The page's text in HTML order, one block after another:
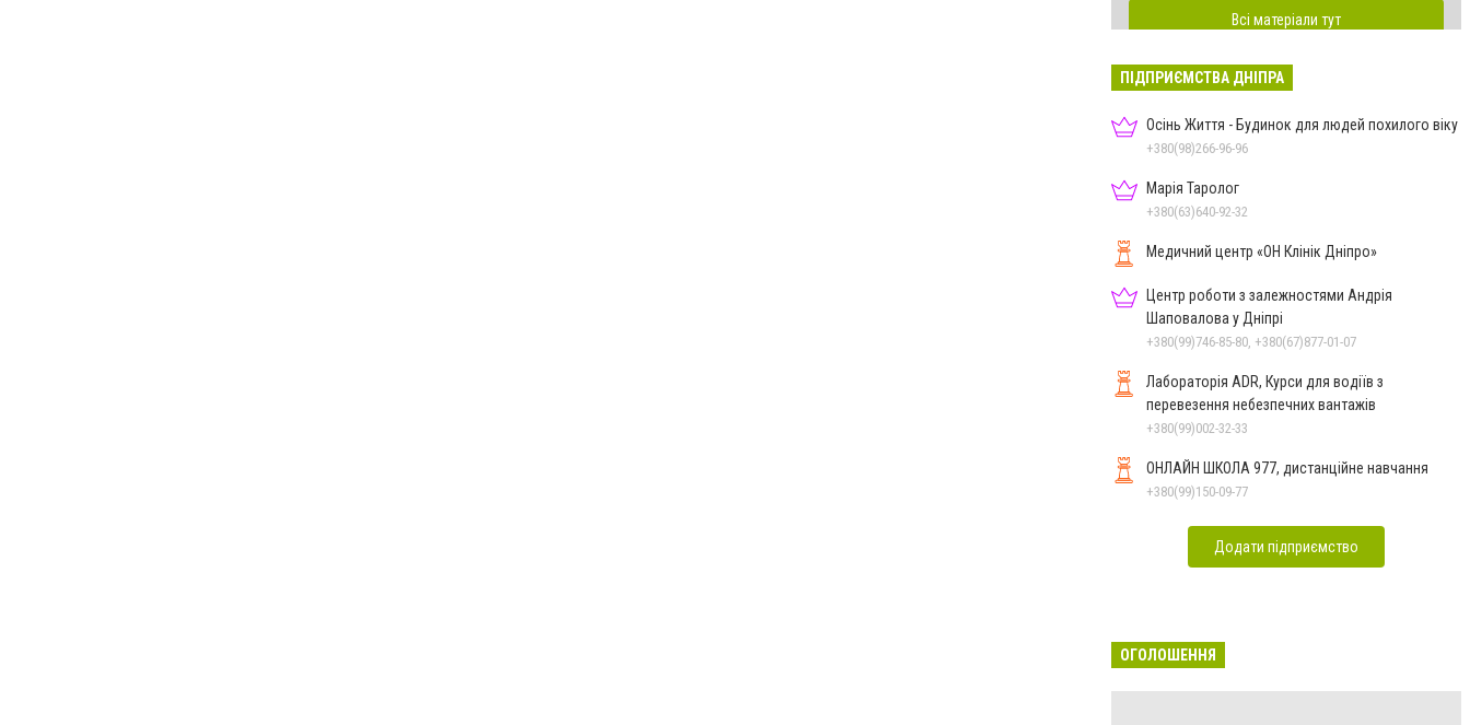
Всі матеріали тут
ПІДПРИЄМСТВА ДНІПРА
Осінь Життя - Будинок для людей похилого віку
+380(98)266-96-96
Марія Таролог
+380(63)640-92-32
Медичний центр «ОН Клінік Дніпро»
Центр роботи з залежностями Андрія
Шаповалова у Дніпрі
+380(99)746-85-80, +380(67)877-01-07
Лабораторія ADR, Курси для водіїв з
перевезення небезпечних вантажів
+380(99)002-32-33
ОНЛАЙН ШКОЛА 977, дистанційне навчання
+380(99)150-09-77
Додати підприємство
ОГОЛОШЕННЯ